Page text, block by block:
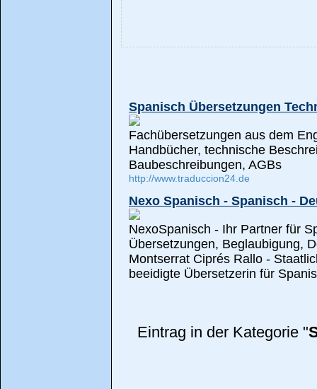
Spanisch Übersetzungen
Fachübersetzungen aus dem
Handbücher, technische
Baubeschreibungen, AGBs
http://www.traduccion24.de
Nexo Spanisch - Spanisch -
NexoSpanisch - Ihr Partner für
Übersetzungen, Beglaubigung,
Montserrat Ciprés Rallo -
beeidigte Übersetzerin für
Eintrag in der Kategorie "